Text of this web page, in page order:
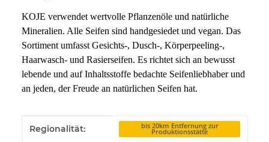
KOJE verwendet wertvolle Pflanzenöle und natürliche
Mineralien. Alle Seifen sind handgesiedet und vegan. Das
Sortiment umfasst Gesichts-, Dusch-, Körperpeeling-,
Haarwasch- und Rasierseifen. Es richtet sich an bewusst
lebende und auf Inhaltsstoffe bedachte Seifenliebhaber und
an jeden, der Freude an natürlichen Seifen hat.
Produkteigenschaft
Wert
Regionalität: bis 20km Entfernung zur
Produktionsstätte